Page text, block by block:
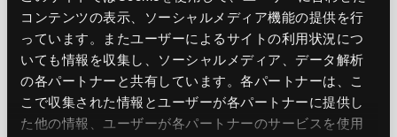
コンテンツの表示、ソーシャルメディア機能の提供を行
っています。またユーザーによるサイトの利用状況につ
いても情報を収集し、ソーシャルメディア、データ解析
の各パートナーと共有しています。各パートナーは、こ
こで収集された情報とユーザーが各パートナーに提供し
た他の情報、ユーザーが各パートナーのサービスを使用
検索における AI : 情報を超えた知性へ
OpenAI、Apple元デザイン責任者のデ